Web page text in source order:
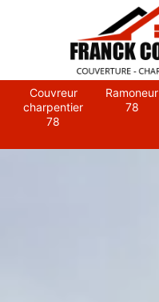
Couvreur
charpentier
78
Ramoneur
78